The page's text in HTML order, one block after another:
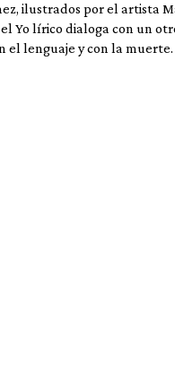
ilustrados por el artista
el Yo lírico dialoga con un
el lenguaje y con la muerte.